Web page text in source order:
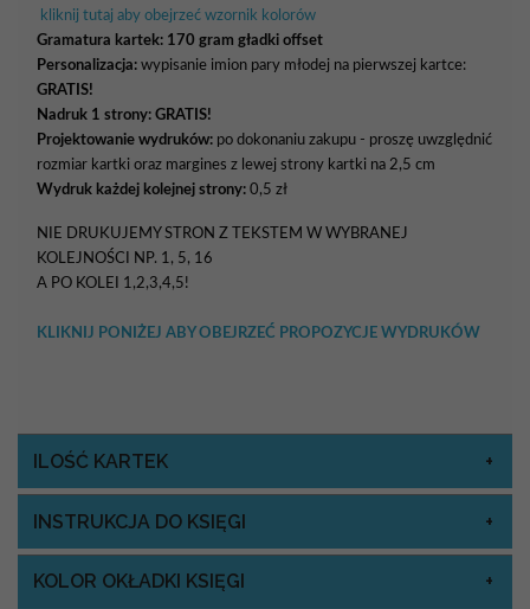
kliknij tutaj aby obejrzeć wzornik kolorów
Gramatura kartek: 170 gram gładki offset
Personalizacja: wypisanie imion pary młodej na pierwszej kartce:
GRATIS!
Nadruk 1 strony: GRATIS!
Projektowanie wydruków: po dokonaniu zakupu - proszę uwzględnić
rozmiar kartki oraz margines z lewej strony kartki na 2,5 cm
Wydruk każdej kolejnej strony: 0,5 zł
NIE DRUKUJEMY STRON Z TEKSTEM W WYBRANEJ
KOLEJNOŚCI NP. 1, 5, 16
A PO KOLEI 1,2,3,4,5!
KLIKNIJ PONIŻEJ ABY OBEJRZEĆ PROPOZYCJE WYDRUKÓW
ILOŚĆ KARTEK
INSTRUKCJA DO KSIĘGI
KOLOR OKŁADKI KSIĘGI